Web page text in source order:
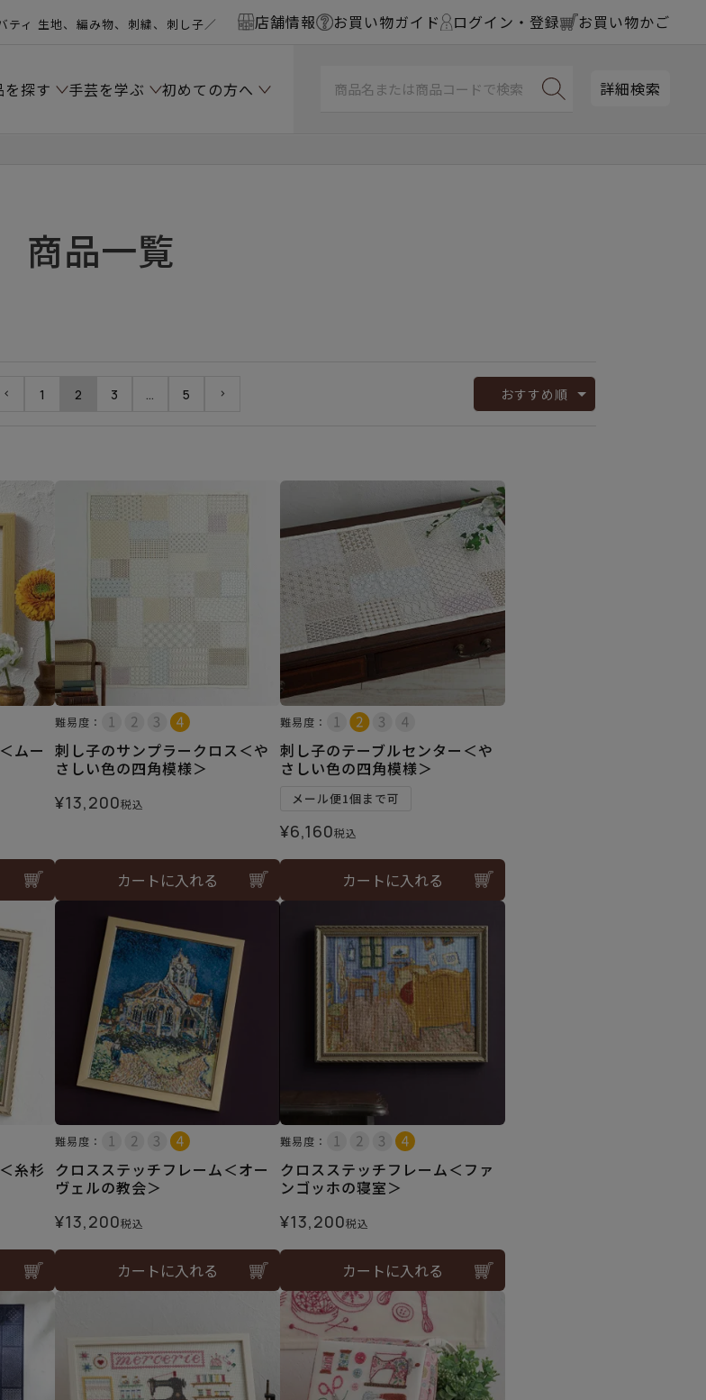
ティ 生地、編み物、刺繍、刺し子／ 店舗情報 お買い物ガイド ログイン・登録 お買い物かご
を探す 手芸を学ぶ 初めての方へ 詳細検索
商品一覧
おすすめ順
1 2 3 5
ムー
難易度：
刺し子のサンプラークロス＜や
さしい色の四角模様＞
¥13,200税込
カートに入れる
難易度：
刺し子のテーブルセンター＜や
さしい色の四角模様＞
メール便1個まで可
¥6,160税込
カートに入れる
糸杉
難易度：
クロスステッチフレーム＜オー
ヴェルの教会＞
¥13,200税込
カートに入れる
難易度：
クロスステッチフレーム＜ファ
ンゴッホの寝室＞
¥13,200税込
カートに入れる